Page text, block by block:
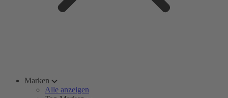
Marken
Alle anzeigen